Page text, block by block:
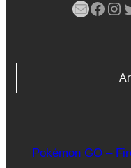
Mail Facebook Instagram Twitter
Pokémon GO –